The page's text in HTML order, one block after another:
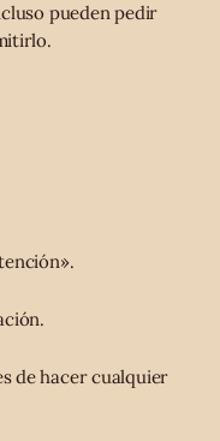
pueden pedir
de hacer cualquier